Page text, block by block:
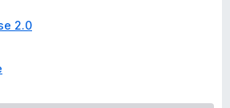
2.0